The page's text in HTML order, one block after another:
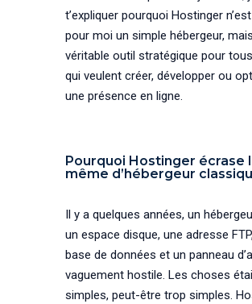
t’expliquer pourquoi Hostinger
pour moi un simple hébergeur,
véritable outil stratégique pour
qui veulent créer, développer ou
une présence en ligne.
Pourquoi Hostinger écrase
même d’hébergeur
Il y a quelques années, un
un espace disque, une adresse
base de données et un panneau
vaguement hostile. Les choses
simples, peut-être trop simples.